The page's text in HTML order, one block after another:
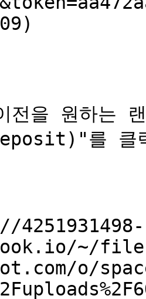
전을 원하는
를 클
~/
o/